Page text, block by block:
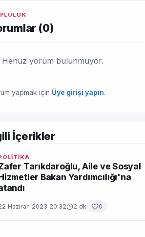
(0)
Henüz yorum bulunmuyor.
yapmak için Üye girişi yapın.
İçerikler
Tarıkdaroğlu, Aile ve Sosyal
Bakan Yardımcılığı'na
Haziran 2023 20:32 2 dk 0